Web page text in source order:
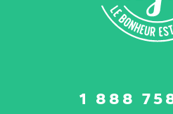
1 888